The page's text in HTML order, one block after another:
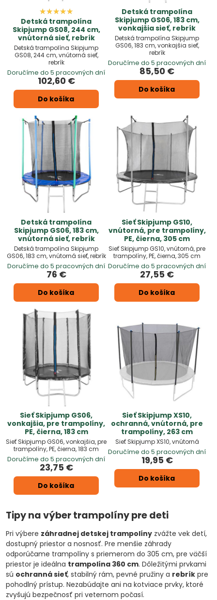
Detská trampolína
Skipjump GS08, 244 cm,
vnútorná sieť, rebrík
Detská trampolína Skipjump
GS08, 244 cm, vnútorná sieť,
rebrík
Doručíme do 5 pracovných dní
102,60 €
Do košíka
Detská trampolína
Skipjump GS06, 183 cm,
vonkajšia sieť, rebrík
Detská trampolína Skipjump
GS06, 183 cm, vonkajšia sieť,
rebrík
Doručíme do 5 pracovných dní
85,50 €
Do košíka
Detská trampolína
Skipjump GS06, 183 cm,
vnútorná sieť, rebrík
Detská trampolína Skipjump
GS06, 183 cm, vnútorná sieť, rebrík
Doručíme do 5 pracovných dní
76 €
Do košíka
Sieť Skipjump GS10,
vnútorná, pre trampolíny,
PE, čierna, 305 cm
Sieť Skipjump GS10, vnútorná, pre
trampolíny, PE, čierna, 305 cm
Doručíme do 5 pracovných dní
27,55 €
Do košíka
Sieť Skipjump GS06,
vonkajšia, pre trampolíny,
PE, čierna, 183 cm
Sieť Skipjump GS06, vonkajšia, pre
trampolíny, PE, čierna, 183 cm
Doručíme do 5 pracovných dní
23,75 €
Do košíka
Sieť Skipjump XS10,
ochranná, vnútorná, pre
trampolíny, 263 cm
Sieť Skipjump XS10, vnútorná
Doručíme do 5 pracovných dní
19,95 €
Do košíka
Tipy na výber trampolíny pre deti
Pri výbere záhradnej detskej trampolíny zvážte vek detí,
dostupný priestor a nosnosť. Pre menšie záhrady
odporúčame trampolíny s priemerom do 305 cm, pre väčší
priestor je ideálna trampolína 360 cm. Dôležitými prvkami
sú ochranná sieť, stabilný rám, pevné pružiny a rebrík pre
pohodlný prístup. Nezabúdajte ani na kotviace prvky, ktoré
zvyšujú bezpečnosť pri veternom počasí.